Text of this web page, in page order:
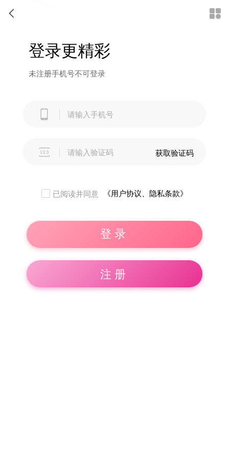

登录更精彩
未注册手机号不可登录
 获取验证码
已阅读并同意 《用户协议、隐私条款》
登录
注册
